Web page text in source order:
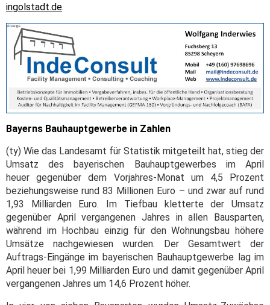
ingolstadt.de.
Bayerns Bauhauptgewerbe in Zahlen
(ty) Wie das Landesamt für Statistik mitgeteilt hat, stieg der
Umsatz des bayerischen Bauhauptgewerbes im April
heuer gegenüber dem Vorjahres-Monat um 4,5 Prozent
beziehungsweise rund 83 Millionen Euro – und zwar auf rund
1,93 Milliarden Euro. Im Tiefbau kletterte der Umsatz
gegenüber April vergangenen Jahres in allen Bausparten,
während im Hochbau einzig für den Wohnungsbau höhere
Umsätze nachgewiesen wurden. Der Gesamtwert der
Auftrags-Eingänge im bayerischen Bauhauptgewerbe lag im
April heuer bei 1,99 Milliarden Euro und damit gegenüber April
vergangenen Jahres um 14,6 Prozent höher.